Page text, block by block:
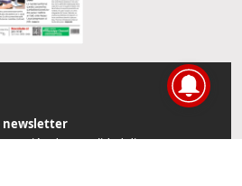
newsletter
de actualidad directamente en